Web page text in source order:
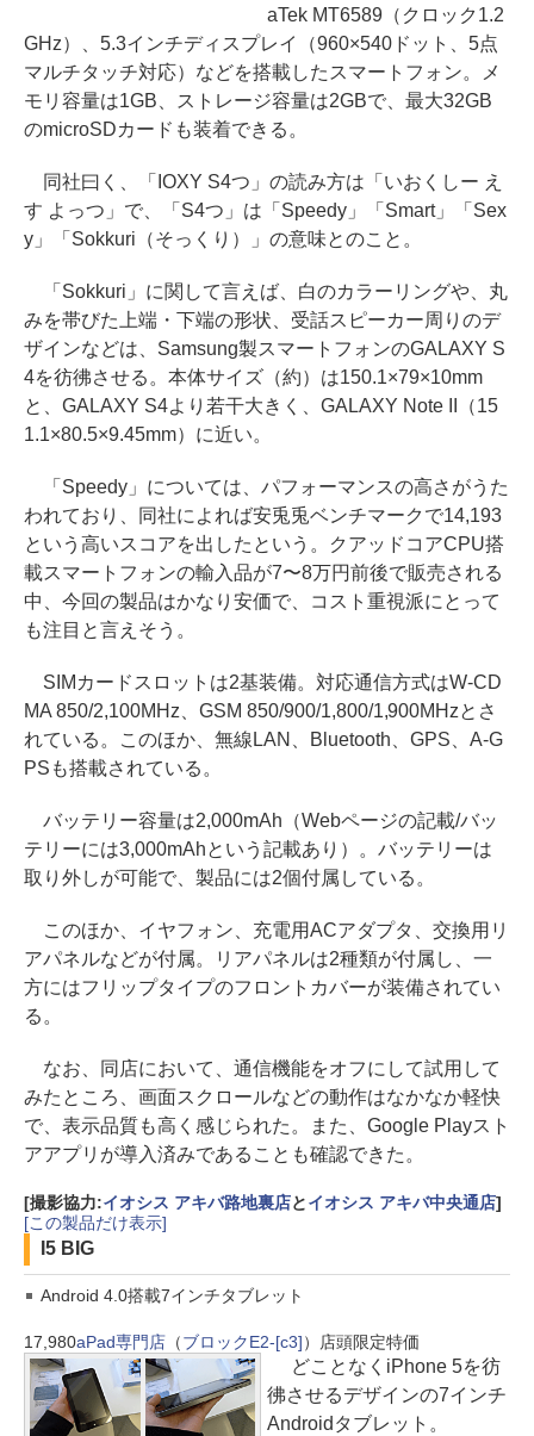
aTek MT6589（クロック1.2
GHz）、5.3インチディスプレイ（960×540ドット、5点
マルチタッチ対応）などを搭載したスマートフォン。メ
モリ容量は1GB、ストレージ容量は2GBで、最大32GB
のmicroSDカードも装着できる。
同社曰く、「IOXY S4つ」の読み方は「いおくしー え
す よっつ」で、「S4つ」は「Speedy」「Smart」「Sex
y」「Sokkuri（そっくり）」の意味とのこと。
「Sokkuri」に関して言えば、白のカラーリングや、丸
みを帯びた上端・下端の形状、受話スピーカー周りのデ
ザインなどは、Samsung製スマートフォンのGALAXY S
4を彷彿させる。本体サイズ（約）は150.1×79×10mm
と、GALAXY S4より若干大きく、GALAXY Note II（15
1.1×80.5×9.45mm）に近い。
「Speedy」については、パフォーマンスの高さがうた
われており、同社によれば安兎兎ベンチマークで14,193
という高いスコアを出したという。クアッドコアCPU搭
載スマートフォンの輸入品が7〜8万円前後で販売される
中、今回の製品はかなり安価で、コスト重視派にとって
も注目と言えそう。
SIMカードスロットは2基装備。対応通信方式はW-CD
MA 850/2,100MHz、GSM 850/900/1,800/1,900MHzとさ
れている。このほか、無線LAN、Bluetooth、GPS、A-G
PSも搭載されている。
バッテリー容量は2,000mAh（Webページの記載/バッ
テリーには3,000mAhという記載あり）。バッテリーは
取り外しが可能で、製品には2個付属している。
このほか、イヤフォン、充電用ACアダプタ、交換用リ
アパネルなどが付属。リアパネルは2種類が付属し、一
方にはフリップタイプのフロントカバーが装備されてい
る。
なお、同店において、通信機能をオフにして試用して
みたところ、画面スクロールなどの動作はなかなか軽快
で、表示品質も高く感じられた。また、Google Playスト
アアプリが導入済みであることも確認できた。
[撮影協力:イオシス アキバ路地裏店とイオシス アキバ中央通店]
[この製品だけ表示]
I5 BIG
Android 4.0搭載7インチタブレット
17,980aPad専門店（ブロックE2-[c3]） 店頭限定特価
どことなくiPhone 5を彷
彿させるデザインの7インチ
Androidタブレット。